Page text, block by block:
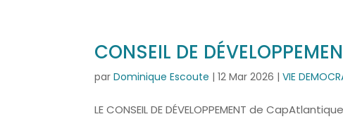
CONSEIL DE
parDominique Escoute |12 Mar 2026 |VIE
LE CONSEIL DE DÉVELOPPEMENT de